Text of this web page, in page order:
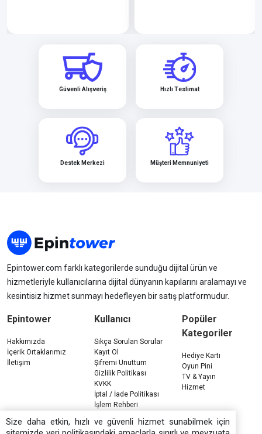
Güvenli Alışveriş Hızlı Teslimat
Destek Merkezi Müşteri Memnuniyeti
Size daha etkin, hızlı ve güvenli hizmet sunabilmek için
Epintower.com farklı kategorilerde sunduğu dijital ürün ve
hizmetleriyle kullanıcılarına dijital dünyanın kapılarını aralamayı ve
kesintisiz hizmet sunmayı hedefleyen bir satış platformudur.
Epintower
Hakkımızda
İçerik Ortaklarımız
İletişim
Kullanıcı
Sıkça Sorulan Sorular
Kayıt Ol
Şifremi Unuttum
Gizlilik Politikası
KVKK
İptal / İade Politikası
İşlem Rehberi
Popüler
Kategoriler
Hediye Kartı
Oyun Pini
TV & Yayın
Hizmet